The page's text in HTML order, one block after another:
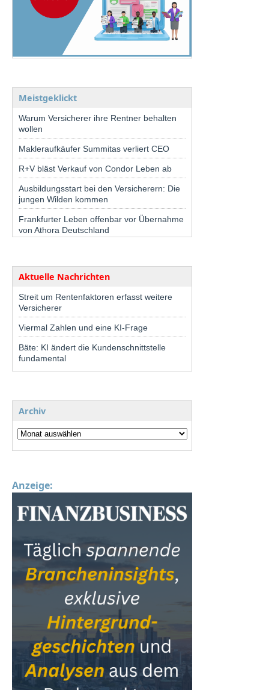
Meistgeklickt
Warum Versicherer ihre Rentner behalten
wollen
Makleraufkäufer Summitas verliert CEO
R+V bläst Verkauf von Condor Leben ab
Ausbildungsstart bei den Versicherern: Die
jungen Wilden kommen
Frankfurter Leben offenbar vor Übernahme
von Athora Deutschland
Aktuelle Nachrichten
Streit um Rentenfaktoren erfasst weitere
Versicherer
Viermal Zahlen und eine KI-Frage
Bäte: KI ändert die Kundenschnittstelle
fundamental
Archiv
Anzeige: